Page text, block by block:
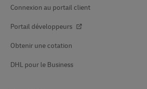
Connexion au portail client
Portail développeurs
Obtenir une cotation
DHL pour le Business